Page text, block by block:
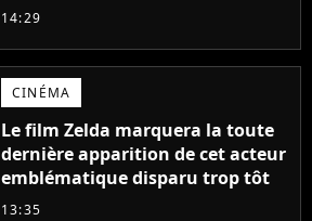
14:29
CINÉMA
Le film Zelda marquera la toute
dernière apparition de cet acteur
emblématique disparu trop tôt
13:35